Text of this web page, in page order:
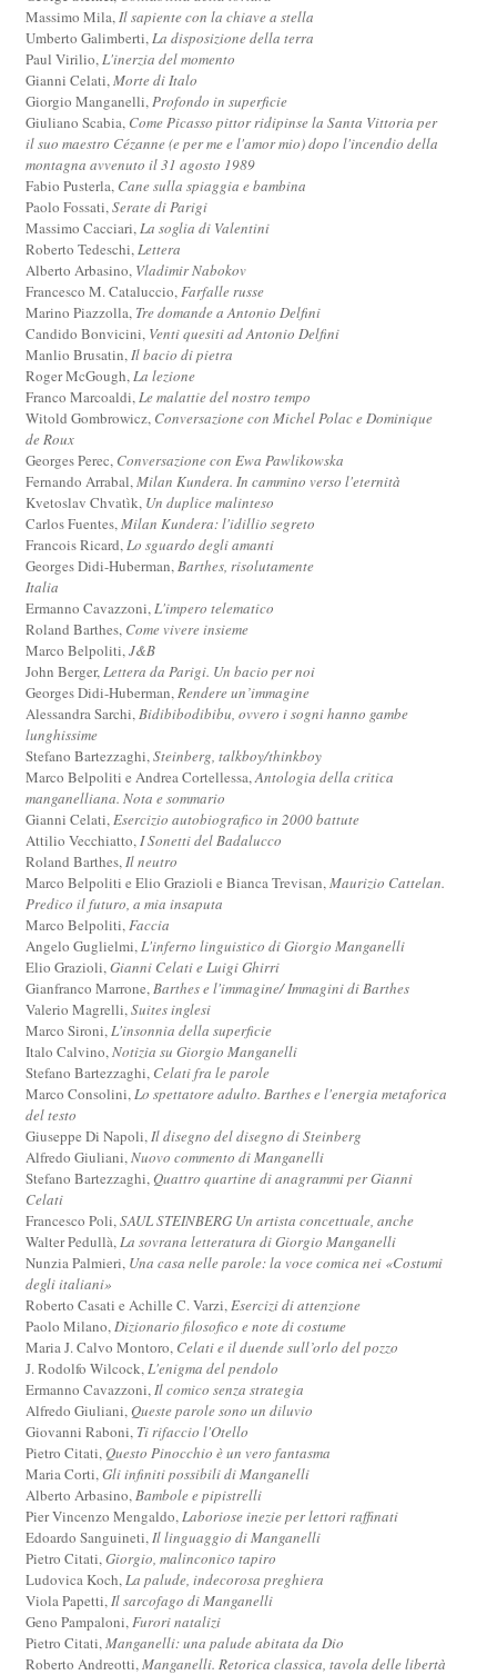
Massimo Mila,Il sapiente con la chiave a stella
Umberto Galimberti,La disposizione della terra
Paul Virilio,L'inerzia del momento
Gianni Celati,Morte di Italo
Giorgio Manganelli,Profondo in superficie
Giuliano Scabia, Come Picasso pittor ridipinse la Santa Vittoria per
il suo maestro Cézanne (e per me e l'amor mio) dopo l'incendio della
montagna avvenuto il 31 agosto 1989
Fabio Pusterla, Cane sulla spiaggia e bambina
Paolo Fossati,Serate di Parigi
Massimo Cacciari,La soglia di Valentini
Roberto Tedeschi,Lettera
Alberto Arbasino, Vladimir Nabokov
Francesco M. Cataluccio,Farfalle russe
Marino Piazzolla, Tre domande a Antonio Delfini
Candido Bonvicini, Venti quesiti ad Antonio Delfini
Manlio Brusatin,Il bacio di pietra
Roger McGough,La lezione
Franco Marcoaldi,Le malattie del nostro tempo
Witold Gombrowicz, Conversazione con Michel Polac e Dominique
de Roux
Georges Perec, Conversazione con Ewa Pawlikowska
Fernando Arrabal,Milan Kundera. In cammino verso l'eternità
Kvetoslav Chvatìk, Un duplice malinteso
Carlos Fuentes,Milan Kundera: l'idillio segreto
Francois Ricard,Lo sguardo degli amanti
Georges Didi-Huberman,Barthes, risolutamente
Italia
Ermanno Cavazzoni,L'impero telematico
Roland Barthes, Come vivere insieme
Marco Belpoliti,J&B
John Berger,Lettera da Parigi. Un bacio per noi
Georges Didi-Huberman,Rendere un’immagine
Alessandra Sarchi,Bidibibodibibu, ovvero i sogni hanno gambe
lunghissime
Stefano Bartezzaghi,Steinberg, talkboy/thinkboy
Marco Belpoliti e Andrea Cortellessa,Antologia della critica
manganelliana. Nota e sommario
Gianni Celati,Esercizio autobiografico in 2000 battute
Attilio Vecchiatto,I Sonetti del Badalucco
Roland Barthes,Il neutro
Marco Belpoliti e Elio Grazioli e Bianca Trevisan,Maurizio Cattelan.
Predico il futuro, a mia insaputa
Marco Belpoliti,Faccia
Angelo Guglielmi,L'inferno linguistico di Giorgio Manganelli
Elio Grazioli,Gianni Celati e Luigi Ghirri
Gianfranco Marrone,Barthes e l'immagine/ Immagini di Barthes
Valerio Magrelli,Suites inglesi
Marco Sironi,L'insonnia della superficie
Italo Calvino,Notizia su Giorgio Manganelli
Stefano Bartezzaghi, Celati fra le parole
Marco Consolini,Lo spettatore adulto. Barthes e l'energia metaforica
del testo
Giuseppe Di Napoli,Il disegno del disegno di Steinberg
Alfredo Giuliani,Nuovo commento di Manganelli
Stefano Bartezzaghi,Quattro quartine di anagrammi per Gianni
Celati
Francesco Poli,SAUL STEINBERG Un artista concettuale, anche
Walter Pedullà,La sovrana letteratura di Giorgio Manganelli
Nunzia Palmieri, Una casa nelle parole: la voce comica nei «Costumi
degli italiani»
Roberto Casati e Achille C. Varzi,Esercizi di attenzione
Paolo Milano,Dizionario filosofico e note di costume
Maria J. Calvo Montoro, Celati e il duende sull’orlo del pozzo
J. Rodolfo Wilcock,L'enigma del pendolo
Ermanno Cavazzoni,Il comico senza strategia
Alfredo Giuliani,Queste parole sono un diluvio
Giovanni Raboni, Ti rifaccio l'Otello
Pietro Citati,Questo Pinocchio è un vero fantasma
Maria Corti,Gli infiniti possibili di Manganelli
Alberto Arbasino,Bambole e pipistrelli
Pier Vincenzo Mengaldo,Laboriose inezie per lettori raffinati
Edoardo Sanguineti,Il linguaggio di Manganelli
Pietro Citati,Giorgio, malinconico tapiro
Ludovica Koch,La palude, indecorosa preghiera
Viola Papetti,Il sarcofago di Manganelli
Geno Pampaloni,Furori natalizi
Pietro Citati,Manganelli: una palude abitata da Dio
Roberto Andreotti,Manganelli. Retorica classica, tavola delle libertà